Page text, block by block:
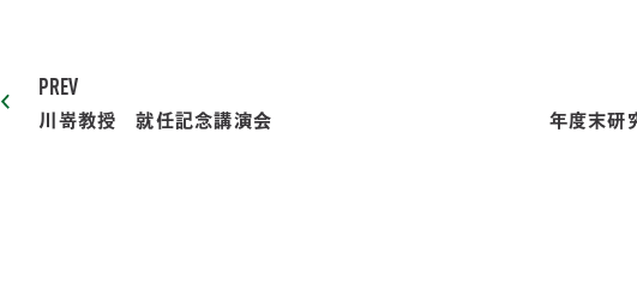
PREV
川嵜教授 就任記念講演会 年度末研